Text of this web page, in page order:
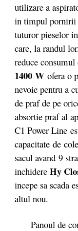
utilizare a
in timpul pornirii
tuturor pieselor
care, la randul
reduce
1400 W ofera o
nevoie pentru a
de praf de pe
absortie praf al
C1 Power Line
capacitate de
sacul avand 9
inchidere Hy
incepe sa scada
altul nou.
Panoul de